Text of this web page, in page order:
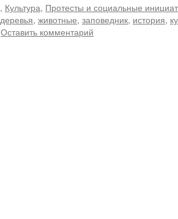
, Культура, Протесты и социальные
деревья, животные, заповедник, история,
Оставить комментарий